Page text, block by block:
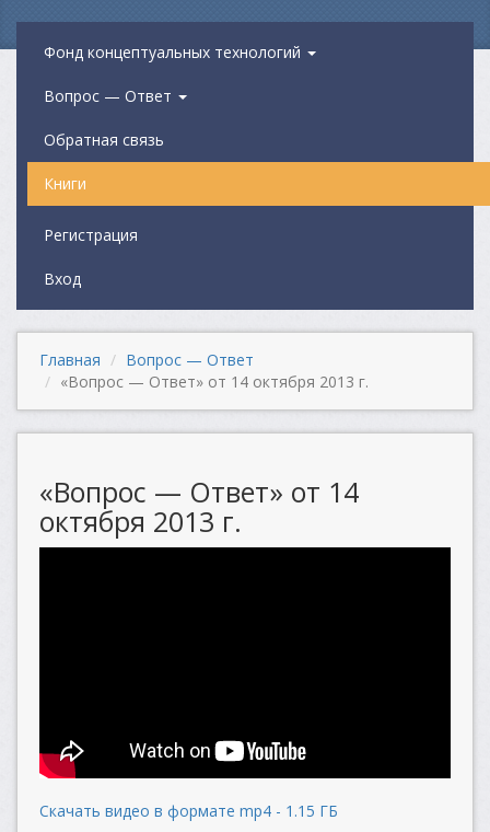
Фонд концептуальных технологий
Вопрос — Ответ
Обратная связь
Книги
Регистрация
Вход
Главная
Вопрос — Ответ
«Вопрос — Ответ» от 14 октября 2013 г.
«Вопрос — Ответ» от 14
октября 2013 г.
Скачать видео в формате mp4 - 1.15 ГБ